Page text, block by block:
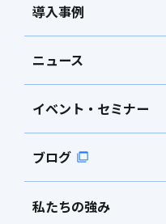
導入事例
ニュース
イベント・セミナー
ブログ
私たちの強み